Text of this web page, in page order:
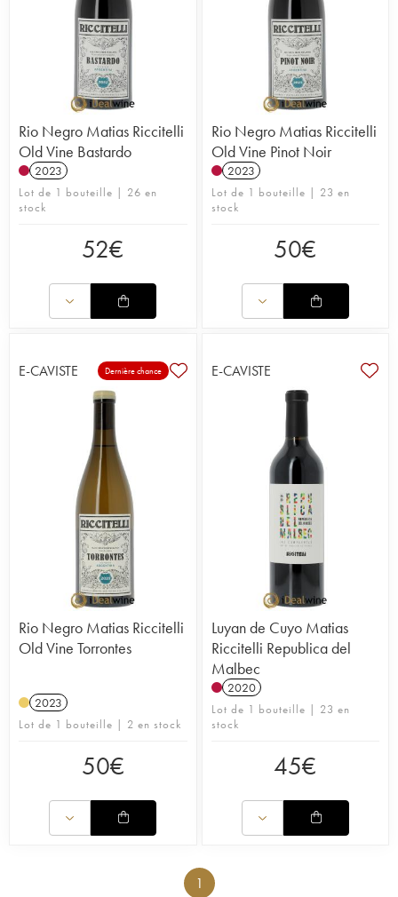
Rio Negro Matias Riccitelli
Old Vine Bastardo
2023
Lot de 1 bouteille | 26 en
stock
52€
Rio Negro Matias Riccitelli
Old Vine Pinot Noir
2023
Lot de 1 bouteille | 23 en
stock
50€
E-CAVISTE Dernière chance
Rio Negro Matias Riccitelli
Old Vine Torrontes
2023
Lot de 1 bouteille | 2 en stock
50€
E-CAVISTE
Luyan de Cuyo Matias
Riccitelli Republica del
Malbec
2020
Lot de 1 bouteille | 23 en
stock
45€
1